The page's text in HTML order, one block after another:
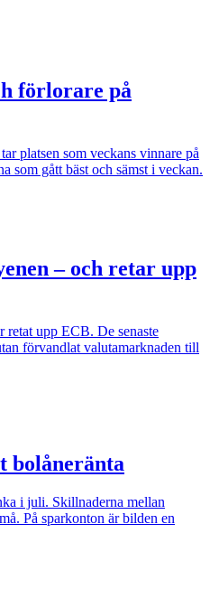
förlorare på
platsen som veckans vinnare på
som gått bäst och sämst i veckan.
– och retar upp
upp ECB. De senaste
förvandlat valutamarknaden till
bolåneränta
i juli. Skillnaderna mellan
På sparkonton är bilden en